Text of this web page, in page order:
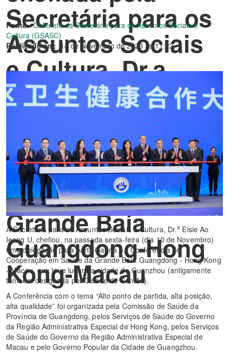
Secretária para os
Assuntos Sociais
e Cultura, Dr.a
Elsie Ao Ieong U,
para participar na
3.ª Conferência de
Cooperação na
área de Saúde da
Grande Baía
Guangdong-Hong
Kong-Macau
Fonte: Gabinete da Secretária para os Assuntos Sociais e
Cultura (GSASC)
Publicado em:
14 de Novembro de 2023 às 11:22
A Secretária para os Assuntos Sociais e Cultura, Dr.a Elsie Ao
Ieong U, chefiou, na passada sexta-feira (dia 10 de Novembro)
uma delegação para participar na 3.ª Conferência de
Cooperação em Saúde da Grande Baía Guangdong - Hong Kong
- Macau, que teve lugar na cidade de Guanzhou (antigamente
também designada por Cidade de Cantão).
A Conferência com o tema “Alto ponto de partida, alta posição,
alta qualidade” foi organizada pela Comissão de Saúde da
Província de Guangdong, pelos Serviços de Saúde do Governo
da Região Administrativa Especial de Hong Kong, pelos Serviços
de Saúde do Governo da Região Administrativa Especial de
Macau e pelo Governo Popular da Cidade de Guangzhou.